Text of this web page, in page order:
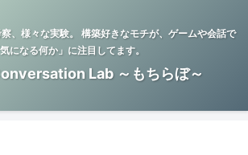
、様々な実験。 構築好きなモチが、ゲームや会話で
気になる何か」に注目してます。
Lab ～もちらぼ～